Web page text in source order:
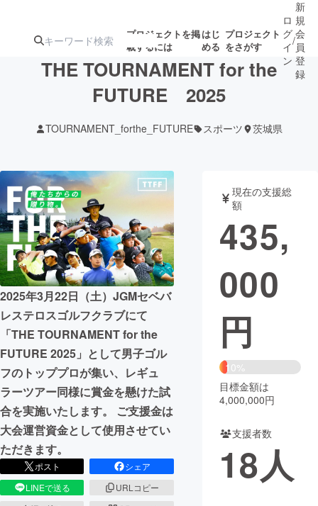
プロジェクトを掲
載するには
はじ
める
プロジェクト
をさがす
ジェクト
ターン
ジェクト
ロジェクト
もうすぐ公開
されます
アート・写真 音楽
テクノロジー・ガジェット ゲーム・サ
映像・映画
ビジネス・起業
まちづくり・地域活性化
CAMPFIRE for Social Good
CAMPFIRE Creation
CAMPFIREふるさと納税machi-ya コミュニティ
ロ
グ
イ
ン
/
新
規
会
員
登
録
THE TOURNAMENT for the
FUTURE 2025
TOURNAMENT_forthe_FUTURE スポーツ 茨城県
2025年3月22日（土）JGMセベバ
レステロスゴルフクラブにて
「THE TOURNAMENT for the
FUTURE 2025」として男子ゴル
フのトッププロが集い、レギュ
ラーツアー同様に賞金を懸けた試
合を実施いたします。 ご支援金は
大会運営資金として使用させてい
ただきます。
ポスト
シェア
LINEで送る
URLコピー
現在の支援総
額
435,
000
円
10%
目標金額は
4,000,000円
支援者数
18人